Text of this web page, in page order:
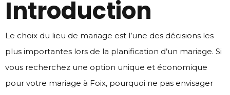
Introduction
Le choix du lieu de mariage est l’une des décisions les
plus importantes lors de la planification d’un mariage. Si
vous recherchez une option unique et économique
pour votre mariage à Foix, pourquoi ne pas envisager